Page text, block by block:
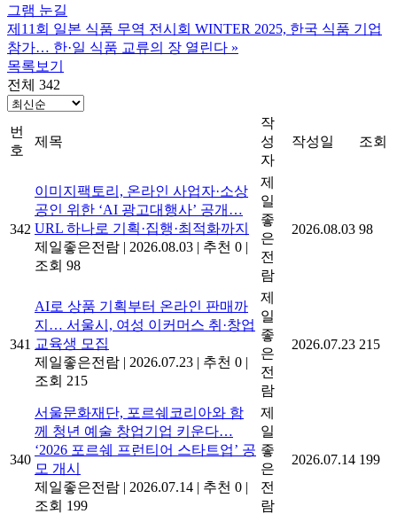
그램 눈길
제11회 일본 식품 무역 전시회 WINTER 2025, 한국 식품 기업
참가… 한·일 식품 교류의 장 열린다 »
목록보기
전체 342
번
호
제목
작
성
자
작성일 조회
342
이미지팩토리, 온라인 사업자·소상
공인 위한 ‘AI 광고대행사’ 공개…
URL 하나로 기획·집행·최적화까지
제일좋은전람 | 2026.08.03 | 추천 0 |
조회 98
제
일
좋
은
전
람
2026.08.03 98
341
AI로 상품 기획부터 온라인 판매까
지… 서울시, 여성 이커머스 취·창업
교육생 모집
제일좋은전람 | 2026.07.23 | 추천 0 |
조회 215
제
일
좋
은
전
람
2026.07.23 215
340
서울문화재단, 포르쉐코리아와 함
께 청년 예술 창업기업 키운다…
‘2026 포르쉐 프런티어 스타트업’ 공
모 개시
제일좋은전람 | 2026.07.14 | 추천 0 |
조회 199
제
일
좋
은
전
람
2026.07.14 199